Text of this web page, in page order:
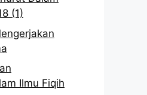
(1)
Ilmu Fiqih